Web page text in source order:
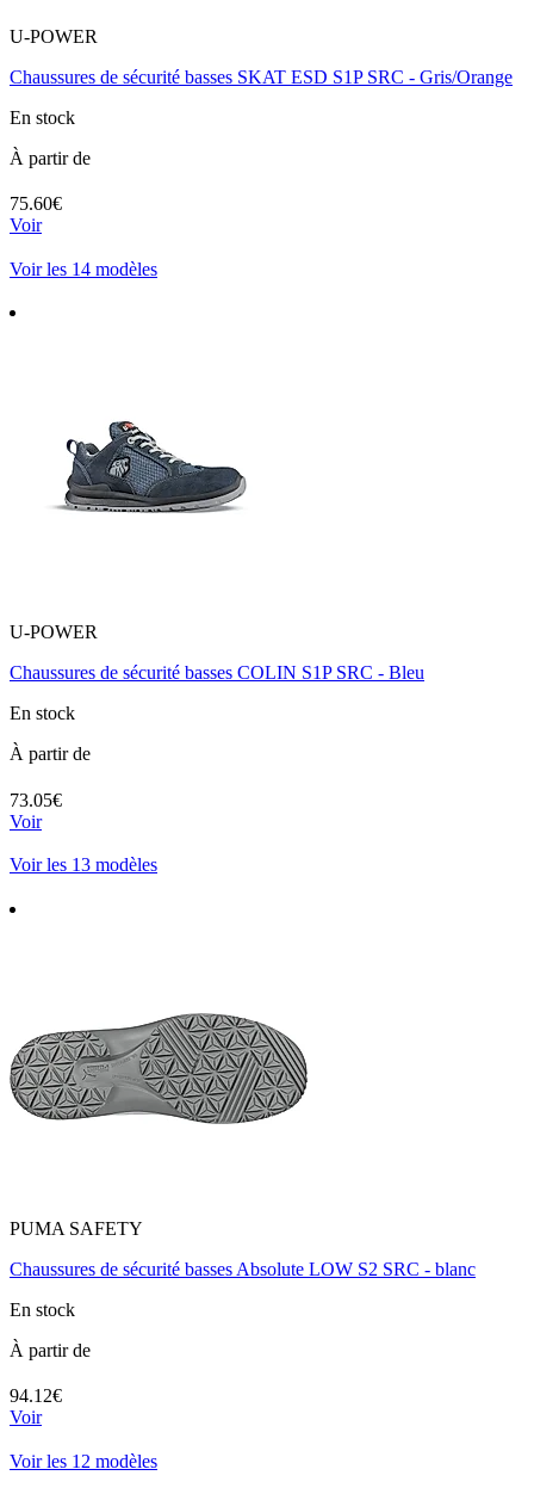
U-POWER
Chaussures de sécurité basses SKAT ESD S1P SRC - Gris/Orange
En stock
À partir de
75.60€
Voir
Voir les 14 modèles
U-POWER
Chaussures de sécurité basses COLIN S1P SRC - Bleu
En stock
À partir de
73.05€
Voir
Voir les 13 modèles
PUMA SAFETY
Chaussures de sécurité basses Absolute LOW S2 SRC - blanc
En stock
À partir de
94.12€
Voir
Voir les 12 modèles